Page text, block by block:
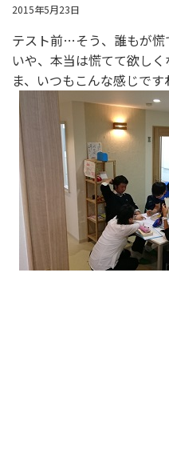
2015年5月23日
テスト前…そう、誰もが慌
いや、本当は慌てて欲し
ま、いつもこんな感じです